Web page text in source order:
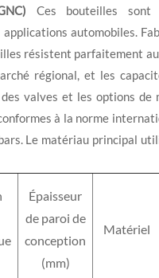
Ces bouteilles sont
automobiles.
résistent parfaitement
régional, et les
valves et les options de
à la norme
Le matériau principal
Épaisseur
de paroi de
conception
(mm)
Matériel